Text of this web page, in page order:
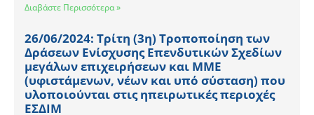
Διαβάστε Περισσότερα »
26/06/2024: Τρίτη (3η) Τροποποίηση των
Δράσεων Ενίσχυσης Επενδυτικών Σχεδίων
μεγάλων επιχειρήσεων και ΜΜΕ
(υφιστάμενων, νέων και υπό σύσταση) που
υλοποιούνται στις ηπειρωτικές περιοχές
ΕΣΔΙΜ